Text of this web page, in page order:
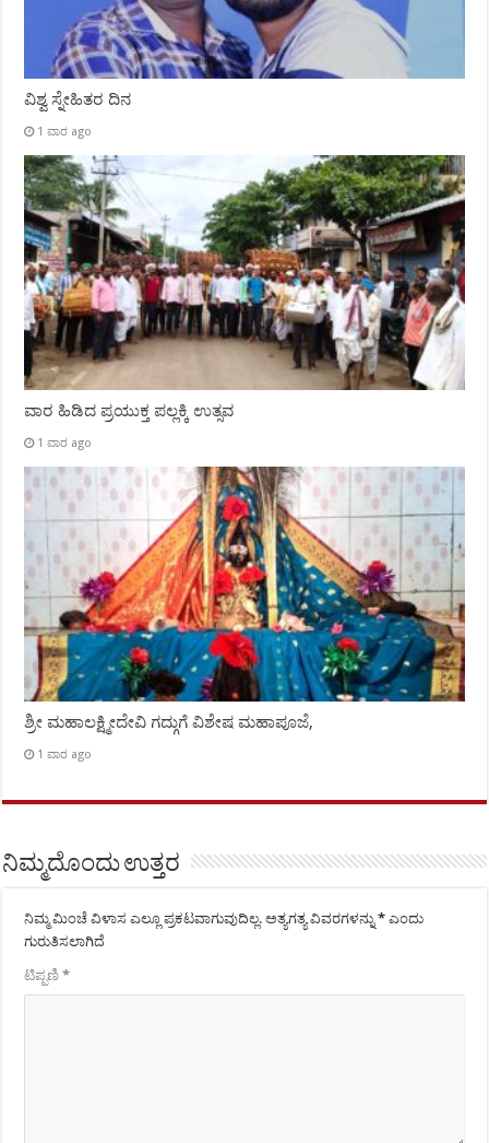
ವಿಶ್ವ ಸ್ನೇಹಿತರ ದಿನ
1 ವಾರ ago
ವಾರ ಹಿಡಿದ ಪ್ರಯುಕ್ತ ಪಲ್ಲಕ್ಕಿ ಉತ್ಸವ
1 ವಾರ ago
ಶ್ರೀ ಮಹಾಲಕ್ಷ್ಮೀದೇವಿ ಗದ್ಗುಗೆ ವಿಶೇಷ ಮಹಾಪೂಜೆ,
1 ವಾರ ago
ನಿಮ್ಮದೊಂದು ಉತ್ತರ
ನಿಮ್ಮ ಮಿಂಚೆ ವಿಳಾಸ ಎಲ್ಲೂ ಪ್ರಕಟವಾಗುವುದಿಲ್ಲ. ಅತ್ಯಗತ್ಯ ವಿವರಗಳನ್ನು* ಎಂದು
ಗುರುತಿಸಲಾಗಿದೆ
ಟಿಪ್ಪಣಿ*